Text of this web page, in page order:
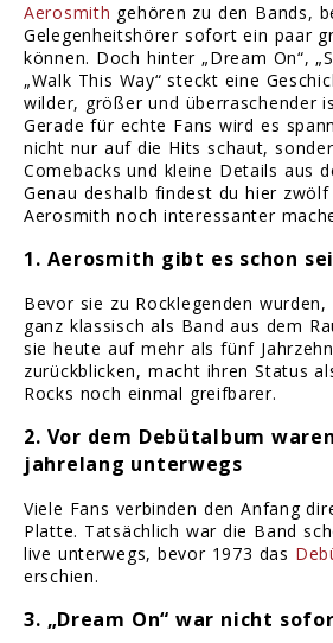
Aerosmith gehören zu den Bands,
Gelegenheitshörer sofort ein paar
können. Doch hinter „Dream On“,
„Walk This Way“ steckt eine
wilder, größer und überraschender
Gerade für echte Fans wird es
nicht nur auf die Hits schaut,
Comebacks und kleine Details aus
Genau deshalb findest du hier zwölf
Aerosmith noch interessanter
1. Aerosmith gibt es schon
Bevor sie zu Rocklegenden
ganz klassisch als Band aus dem
sie heute auf mehr als fünf
zurückblicken, macht ihren Status
Rocks noch einmal greifbarer.
2. Vor dem Debütalbum
jahrelang unterwegs
Viele Fans verbinden den Anfang
Platte. Tatsächlich war die Band
live unterwegs, bevor 1973 das
erschien.
3. „Dream On“ war nicht